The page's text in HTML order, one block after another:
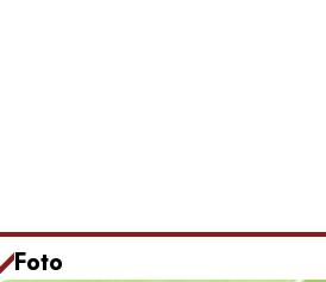
Foto